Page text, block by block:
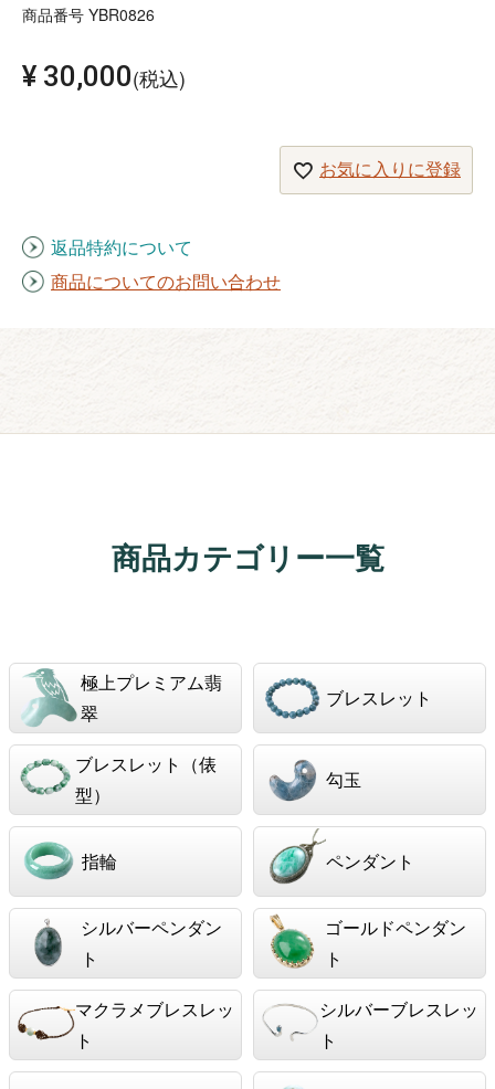
商品番号 YBR0826
¥ 30,000 税込
お気に入りに登録
返品特約について
商品についてのお問い合わせ
商品カテゴリー一覧
極上プレミアム翡
翠
ブレスレット
ブレスレット（俵
型）
勾玉
指輪 ペンダント
シルバーペンダン
ト
ゴールドペンダン
ト
マクラメブレスレッ
ト
シルバーブレスレッ
ト